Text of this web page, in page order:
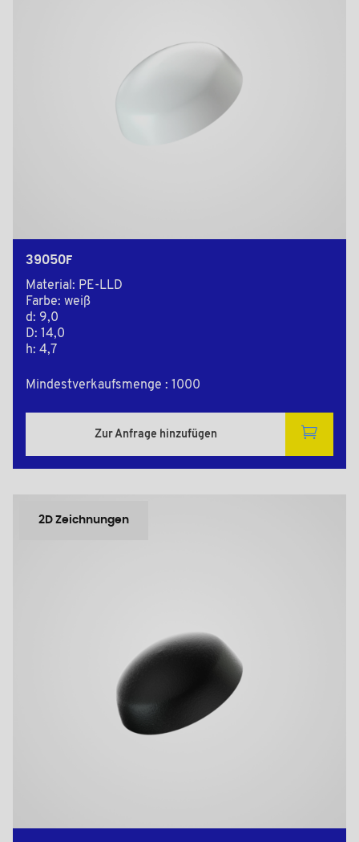
39050F
Material: PE-LLD
Farbe: weiß
d: 9,0
D: 14,0
h: 4,7
Mindestverkaufsmenge : 1000
Zur Anfrage hinzufügen
2D Zeichnungen